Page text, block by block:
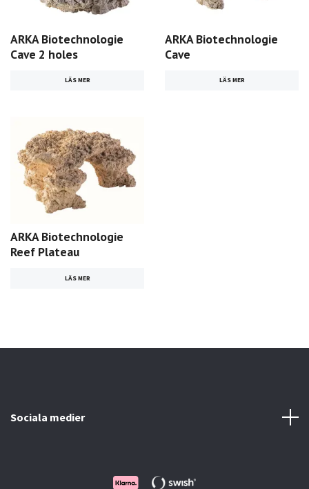
ARKA Biotechnologie
Cave 2 holes
LÄS MER
ARKA Biotechnologie
Cave
LÄS MER
ARKA Biotechnologie
Reef Plateau
LÄS MER
Sociala medier